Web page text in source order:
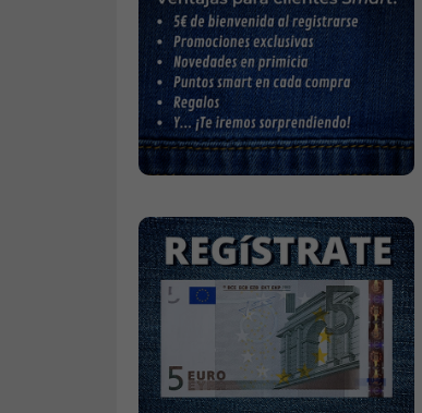
Complementos
Cinturones
Bufandas y pañuelos
Calcetines
Calzado
Gabardina verano hombre
Pana mujer
Ropa interior